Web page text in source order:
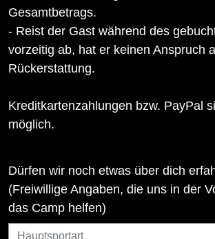
Gesamtbetrags.
- Reist der Gast während des
vorzeitig ab, hat er keinen Anspruch
Rückerstattung.
Kreditkartenzahlungen bzw. PayPal
möglich.
Dürfen wir noch etwas über dich
(Freiwillige Angaben, die uns in der
das Camp helfen)